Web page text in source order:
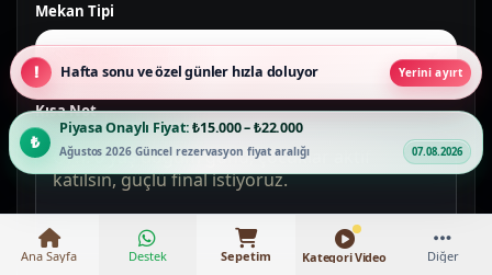
Mekan Tipi
Kısa Not
Piyasa Onaylı Fiyat:₺15.000 – ₺22.000
Ağustos 2026 Güncel rezervasyon fiyat aralığı 07.08.2026
Hafta sonu ve özel günler hızla doluyor Yerini ayırt
Ana Sayfa Destek Sepetim Kategori Video Diğer